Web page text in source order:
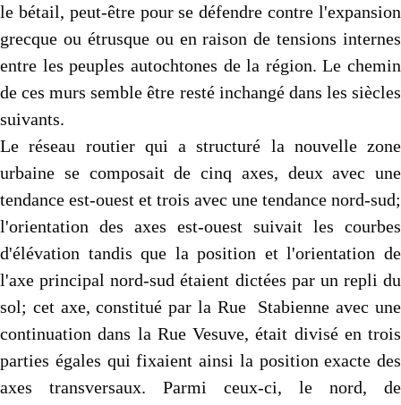
le bétail, peut-être pour se défendre contre l'expansion
grecque ou étrusque ou en raison de tensions internes
entre les peuples autochtones de la région. Le chemin
de ces murs semble être resté inchangé dans les siècles
suivants.
Le réseau routier qui a structuré la nouvelle zone
urbaine se composait de cinq axes, deux avec une
tendance est-ouest et trois avec une tendance nord-sud;
l'orientation des axes est-ouest suivait les courbes
d'élévation tandis que la position et l'orientation de
l'axe principal nord-sud étaient dictées par un repli du
sol; cet axe, constitué par la Rue Stabienne avec une
continuation dans la Rue Vesuve, était divisé en trois
parties égales qui fixaient ainsi la position exacte des
axes transversaux. Parmi ceux-ci, le nord, de